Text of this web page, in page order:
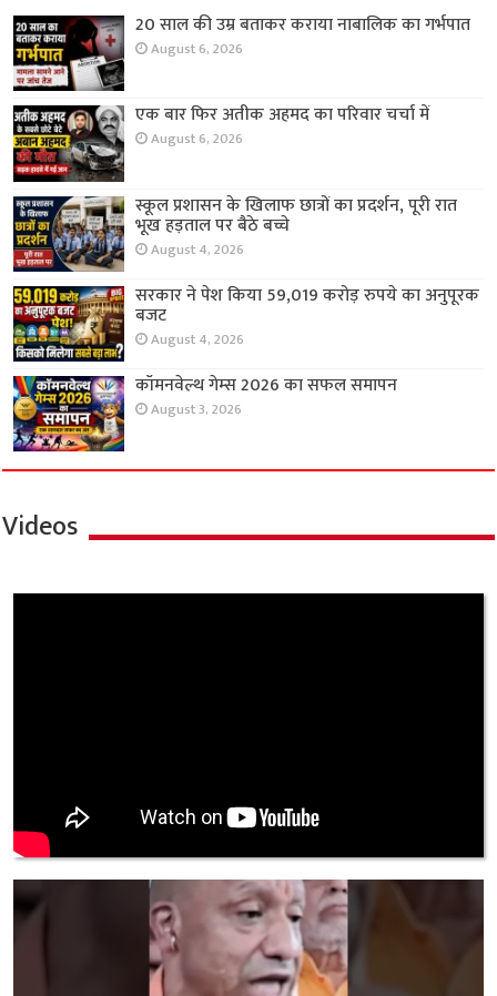
20 साल की उम्र बताकर कराया नाबालिक का गर्भपात
August 6, 2026
एक बार फिर अतीक अहमद का परिवार चर्चा में
August 6, 2026
स्कूल प्रशासन के खिलाफ छात्रों का प्रदर्शन, पूरी रात
भूख हड़ताल पर बैठे बच्चे
August 4, 2026
सरकार ने पेश किया 59,019 करोड़ रुपये का अनुपूरक
बजट
August 4, 2026
कॉमनवेल्थ गेम्स 2026 का सफल समापन
August 3, 2026
Videos